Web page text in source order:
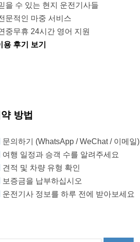
을 수 있는 현지 운전기사들
문적인 마중 서비스
중무휴 24시간 영어 지원
용 후기 보기
방법
문의하기 (WhatsApp / WeChat / 이메일)
여행 일정과 승객 수를 알려주세요
견적 및 차량 유형 확인
보증금을 납부하십시오
운전기사 정보를 하루 전에 받아보세요